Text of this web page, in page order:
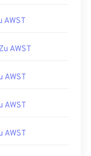
AWST
AWST
AWST
AWST
AWST